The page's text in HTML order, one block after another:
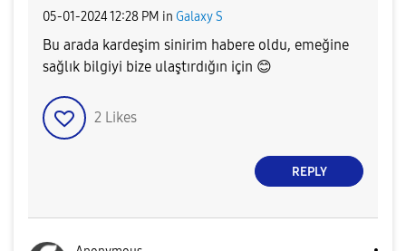
‎05-01-202412:28 PM in Galaxy S
Bu arada kardeşim sinirim habere oldu, emeğine
sağlık bilgiyi bize ulaştırdığın için 😊
2 Likes
REPLY